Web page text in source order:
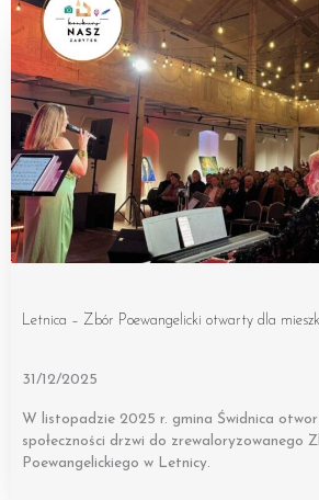
Letnica – Zbór Poewangelicki otwarty dla
31/12/2025
W listopadzie 2025 r. gmina Świdnica
społeczności drzwi do zrewaloryzowanego
Poewangelickiego w Letnicy.